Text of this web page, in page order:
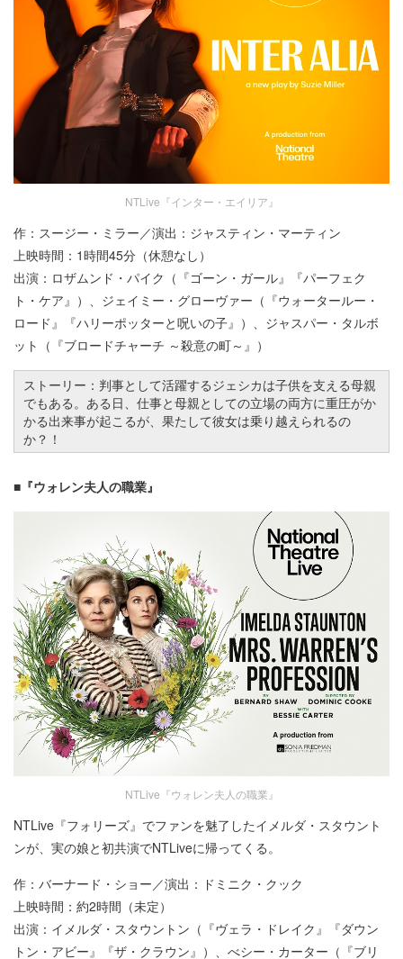
NTLive『インター・エイリア』
作：スージー・ミラー／演出：ジャスティン・マーティン
上映時間：1時間45分（休憩なし）
出演：ロザムンド・パイク（『ゴーン・ガール』『パーフェク
ト・ケア』）、ジェイミー・グローヴァー（『ウォータールー・
ロード』『ハリーポッターと呪いの子』）、ジャスパー・タルボ
ット（『ブロードチャーチ ～殺意の町～』）
ストーリー：判事として活躍するジェシカは子供を支える母親
でもある。ある日、仕事と母親としての立場の両方に重圧がか
かる出来事が起こるが、果たして彼女は乗り越えられるの
か？！
■『ウォレン夫人の職業』
NTLive『ウォレン夫人の職業』
NTLive『フォリーズ』でファンを魅了したイメルダ・スタウント
ンが、実の娘と初共演でNTLiveに帰ってくる。
作：バーナード・ショー／演出：ドミニク・クック
上映時間：約2時間（未定）
出演：イメルダ・スタウントン（『ヴェラ・ドレイク』『ダウン
トン・アビー』『ザ・クラウン』）、べシー・カーター（『ブリ